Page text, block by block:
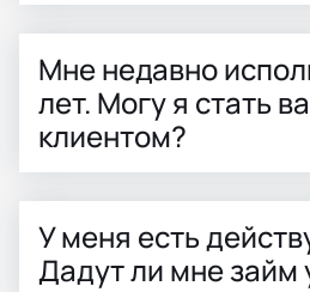
Мне недавно
лет. Могу я стать
клиентом?
У меня есть
Дадут ли мне займ